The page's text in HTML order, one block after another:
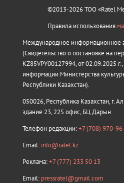
©2013-2026 ТОО «Ratel
Правила использования
Международное информационное
(Свидетельство о постановке на
KZ85VPY00127994, от 02.09.2025
информации Министерства
Республики Казахстан).
050026, Республика Казахстан, г.
здание 23, 225 офис, БЦ Дарын
Телефон редакции:+7 (708) 970-
Email: info@ratel.kz
Реклама:+7 (777) 233 50 13
Email: pressratel@gmail.com